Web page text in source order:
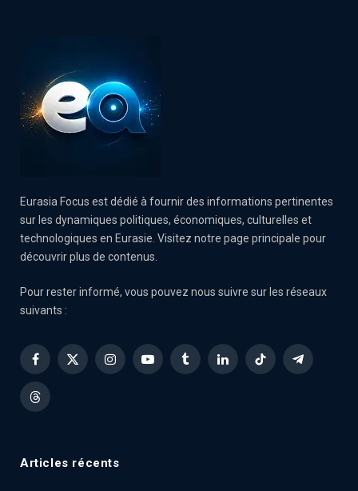
Eurasia Focus est dédié à fournir des informations pertinentes
sur les dynamiques politiques, économiques, culturelles et
technologiques en Eurasie. Visitez notre page principale pour
découvrir plus de contenus.
Pour rester informé, vous pouvez nous suivre sur les réseaux
suivants :
Facebook
X
InstagramYouTubeTumblrLinkedInTikTok Telegram
Threads
Articles récents